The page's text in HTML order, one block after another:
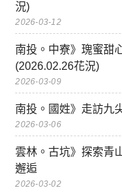
況)
2026-03-12
南投。中寮》瑰蜜甜
(2026.02.26花況)
2026-03-09
南投。國姓》走訪九
2026-03-06
雲林。古坑》探索青
邂逅
2026-03-02